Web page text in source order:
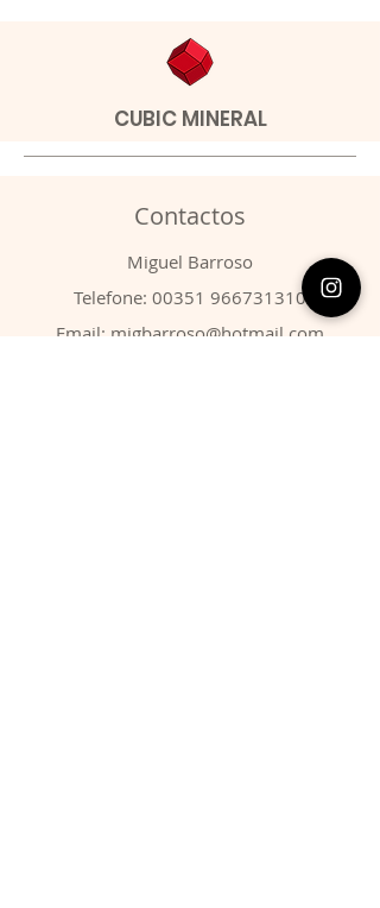
CUBIC MINERAL
Contactos
​Miguel Barroso
Telefone: 00351 966731310
Email: migbarroso@hotmail.com